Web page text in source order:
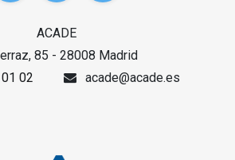
ACADE
85 - 28008 Madrid
02
acade@acade.es